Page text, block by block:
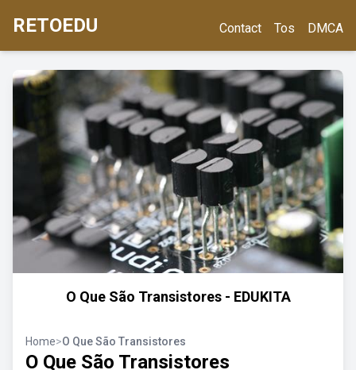
RETOEDU Contact Tos DMCA
O Que São Transistores - EDUKITA
Home>O Que São Transistores
O Que São Transistores